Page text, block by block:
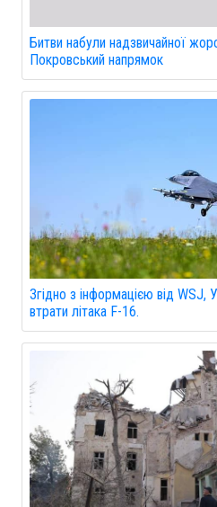
Битви набули надзвичайної
Покровський напрямок
Згідно з інформацією від WSJ,
втрати літака F-16.